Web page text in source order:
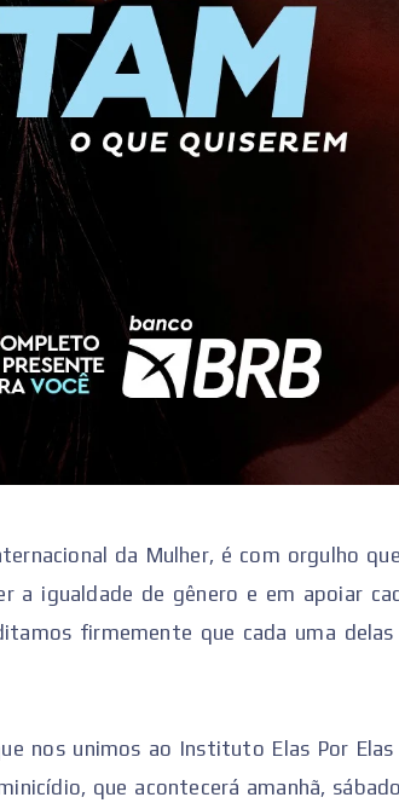
da Mulher, é com orgulho
a igualdade de gênero e em apoiar
firmemente que cada uma
nos unimos ao Instituto Elas Por
que acontecerá amanhã,